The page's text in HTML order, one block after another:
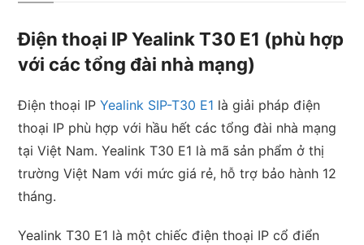
Điện thoại IP Yealink T30 E1 (phù hợp
với các tổng đài nhà mạng)
Điện thoại IPYealink SIP-T30 E1 là giải pháp điện
thoại IP phù hợp với hầu hết các tổng đài nhà mạng
tại Việt Nam. Yealink T30 E1 là mã sản phẩm ở thị
trường Việt Nam với mức giá rẻ, hỗ trợ bảo hành 12
tháng.
Yealink T30 E1 là một chiếc điện thoại IP cổ điển